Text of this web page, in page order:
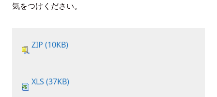
気をつけください。
ZIP (10KB)
XLS (37KB)